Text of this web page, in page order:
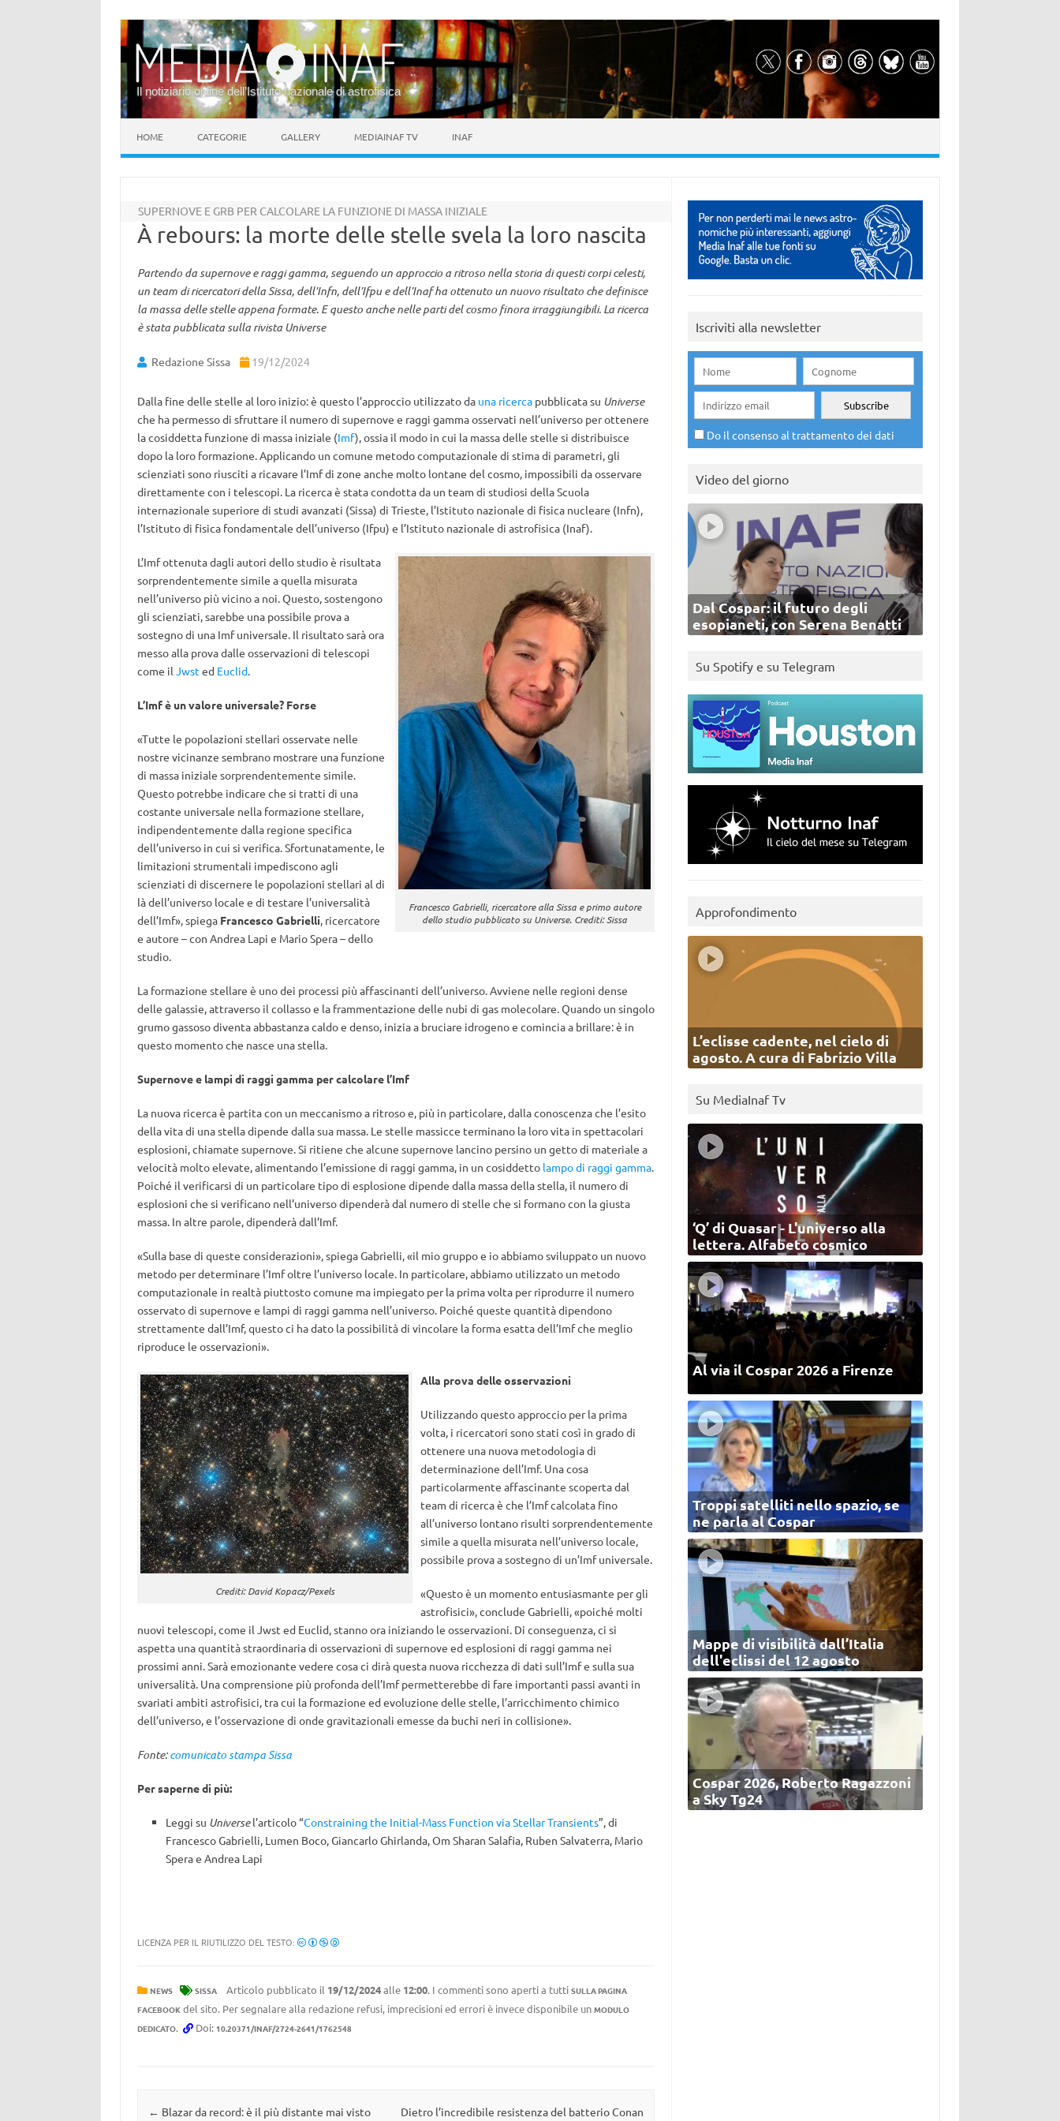
Il notiziario online dell’Istituto nazionale di astrofisica
HOME CATEGORIE GALLERY MEDIAINAF TV INAF
SUPERNOVE E GRB PER CALCOLARE LA FUNZIONE DI MASSA INIZIALE
À rebours: la morte delle stelle svela la loro nascita
Partendo da supernove e raggi gamma, seguendo un approccio a ritroso nella storia di questi corpi celesti,
un team di ricercatori della Sissa, dell’Infn, dell’Ifpu e dell’Inaf ha ottenuto un nuovo risultato che definisce
la massa delle stelle appena formate. E questo anche nelle parti del cosmo finora irraggiungibili. La ricerca
è stata pubblicata sulla rivista Universe
Redazione Sissa 19/12/2024
Dalla fine delle stelle al loro inizio: è questo l’approccio utilizzato da una ricercapubblicata su Universe
che ha permesso di sfruttare il numero di supernove e raggi gamma osservati nell’universo per ottenere
la cosiddetta funzione di massa iniziale (Imf), ossia il modo in cui la massa delle stelle si distribuisce
dopo la loro formazione. Applicando un comune metodo computazionale di stima di parametri, gli
scienziati sono riusciti a ricavare l’Imf di zone anche molto lontane del cosmo, impossibili da osservare
direttamente con i telescopi. La ricerca è stata condotta da un team di studiosi della Scuola
internazionale superiore di studi avanzati (Sissa) di Trieste, l’Istituto nazionale di fisica nucleare (Infn),
l’Istituto di fisica fondamentale dell’universo (Ifpu) e l’Istituto nazionale di astrofisica (Inaf).
Francesco Gabrielli, ricercatore alla Sissa e primo autore
dello studio pubblicato su Universe. Crediti: Sissa
L’Imf ottenuta dagli autori dello studio è risultata
sorprendentemente simile a quella misurata
nell’universo più vicino a noi. Questo, sostengono
gli scienziati, sarebbe una possibile prova a
sostegno di una Imf universale. Il risultato sarà ora
messo alla prova dalle osservazioni di telescopi
come il Jwst ed Euclid.
L’Imf è un valore universale? Forse
«Tutte le popolazioni stellari osservate nelle
nostre vicinanze sembrano mostrare una funzione
di massa iniziale sorprendentemente simile.
Questo potrebbe indicare che si tratti di una
costante universale nella formazione stellare,
indipendentemente dalla regione specifica
dell’universo in cui si verifica. Sfortunatamente, le
limitazioni strumentali impediscono agli
scienziati di discernere le popolazioni stellari al di
là dell’universo locale e di testare l’universalità
dell’Imf», spiega Francesco Gabrielli, ricercatore
e autore – con Andrea Lapi e Mario Spera – dello
studio.
La formazione stellare è uno dei processi più affascinanti dell’universo. Avviene nelle regioni dense
delle galassie, attraverso il collasso e la frammentazione delle nubi di gas molecolare. Quando un singolo
grumo gassoso diventa abbastanza caldo e denso, inizia a bruciare idrogeno e comincia a brillare: è in
questo momento che nasce una stella.
Supernove e lampi di raggi gamma per calcolare l’Imf
La nuova ricerca è partita con un meccanismo a ritroso e, più in particolare, dalla conoscenza che l’esito
della vita di una stella dipende dalla sua massa. Le stelle massicce terminano la loro vita in spettacolari
esplosioni, chiamate supernove. Si ritiene che alcune supernove lancino persino un getto di materiale a
velocità molto elevate, alimentando l’emissione di raggi gamma, in un cosiddetto lampo di raggi gamma.
Poiché il verificarsi di un particolare tipo di esplosione dipende dalla massa della stella, il numero di
esplosioni che si verificano nell’universo dipenderà dal numero di stelle che si formano con la giusta
massa. In altre parole, dipenderà dall’Imf.
«Sulla base di queste considerazioni», spiega Gabrielli, «il mio gruppo e io abbiamo sviluppato un nuovo
metodo per determinare l’Imf oltre l’universo locale. In particolare, abbiamo utilizzato un metodo
computazionale in realtà piuttosto comune ma impiegato per la prima volta per riprodurre il numero
osservato di supernove e lampi di raggi gamma nell’universo. Poiché queste quantità dipendono
strettamente dall’Imf, questo ci ha dato la possibilità di vincolare la forma esatta dell’Imf che meglio
riproduce le osservazioni».
Crediti: David Kopacz/Pexels
Alla prova delle osservazioni
Utilizzando questo approccio per la prima
volta, i ricercatori sono stati così in grado di
ottenere una nuova metodologia di
determinazione dell’Imf. Una cosa
particolarmente affascinante scoperta dal
team di ricerca è che l’Imf calcolata fino
all’universo lontano risulti sorprendentemente
simile a quella misurata nell’universo locale,
possibile prova a sostegno di un’Imf universale.
«Questo è un momento entusiasmante per gli
astrofisici», conclude Gabrielli, «poiché molti
nuovi telescopi, come il Jwst ed Euclid, stanno ora iniziando le osservazioni. Di conseguenza, ci si
aspetta una quantità straordinaria di osservazioni di supernove ed esplosioni di raggi gamma nei
prossimi anni. Sarà emozionante vedere cosa ci dirà questa nuova ricchezza di dati sull’Imf e sulla sua
universalità. Una comprensione più profonda dell’Imf permetterebbe di fare importanti passi avanti in
svariati ambiti astrofisici, tra cui la formazione ed evoluzione delle stelle, l’arricchimento chimico
dell’universo, e l’osservazione di onde gravitazionali emesse da buchi neri in collisione».
Fonte:comunicato stampa Sissa
Per saperne di più:
Leggi su Universel’articolo “Constraining the Initial-Mass Function via Stellar Transients”, di
Francesco Gabrielli, Lumen Boco, Giancarlo Ghirlanda, Om Sharan Salafia, Ruben Salvaterra, Mario
Spera e Andrea Lapi
LICENZA PER IL RIUTILIZZO DEL TESTO:
NEWS SISSA Articolo pubblicato il 19/12/2024alle 12:00. I commenti sono aperti a tutti SULLA PAGINA
FACEBOOKdel sito. Per segnalare alla redazione refusi, imprecisioni ed errori è invece disponibile un MODULO
DEDICATO. Doi: 10.20371/INAF/2724-2641/1762548
Navigazione articolo
← Blazar da record: è il più distante mai visto Dietro l’incredibile resistenza del batterio Conan
Iscriviti alla newsletter
Do il consenso al trattamento dei dati
Video del giorno
Dal Cospar: il futuro degli
esopianeti, con Serena Benatti
Su Spotify e su Telegram
Approfondimento
L’eclisse cadente, nel cielo di
agosto. A cura di Fabrizio Villa
Su MediaInaf Tv
‘Q’ di Quasar - L'universo alla
lettera. Alfabeto cosmico
Al via il Cospar 2026 a Firenze
Troppi satelliti nello spazio, se
ne parla al Cospar
Mappe di visibilità dall’Italia
dell'eclissi del 12 agosto
Cospar 2026, Roberto Ragazzoni
a Sky Tg24